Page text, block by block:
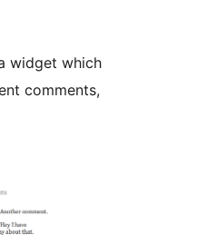
widget which
comments,